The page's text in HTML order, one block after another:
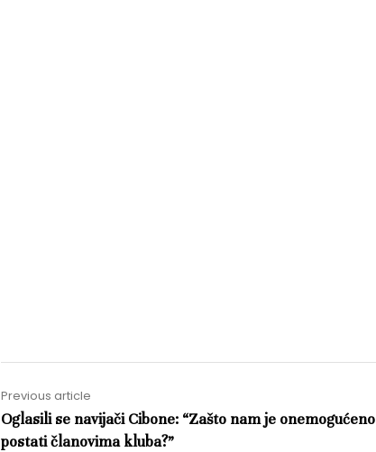
Previous article
Oglasili se navijači Cibone: “Zašto nam je onemogućeno
postati članovima kluba?”